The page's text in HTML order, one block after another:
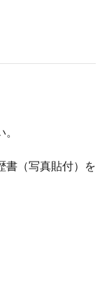
書（写真貼付）を